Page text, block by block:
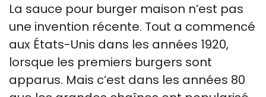
La sauce pour burger maison n’est pas
une invention récente. Tout a commencé
aux États-Unis dans les années 1920,
lorsque les premiers burgers sont
apparus. Mais c’est dans les années 80